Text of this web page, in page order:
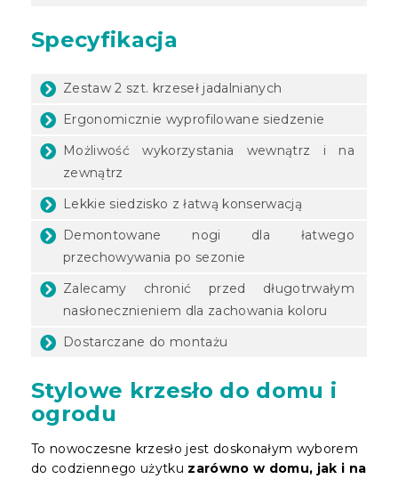
Specyfikacja
Zestaw 2 szt. krzeseł jadalnianych
Ergonomicznie wyprofilowane siedzenie
Możliwość wykorzystania wewnątrz i na
zewnątrz
Lekkie siedzisko z łatwą konserwacją
Demontowane nogi dla łatwego
przechowywania po sezonie
Zalecamy chronić przed długotrwałym
nasłonecznieniem dla zachowania koloru
Dostarczane do montażu
Stylowe krzesło do domu i
ogrodu
To nowoczesne krzesło jest doskonałym wyborem
do codziennego użytku zarówno w domu, jak i na